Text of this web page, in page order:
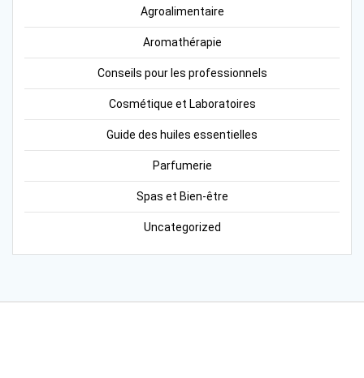
Agroalimentaire
Aromathérapie
Conseils pour les professionnels
Cosmétique et Laboratoires
Guide des huiles essentielles
Parfumerie
Spas et Bien-être
Uncategorized